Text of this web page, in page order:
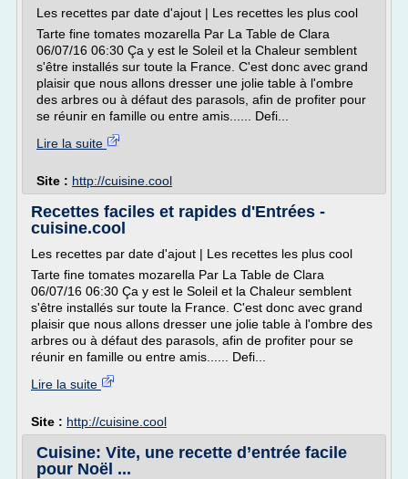
Les recettes par date d'ajout | Les recettes les plus cool
Tarte fine tomates mozarella Par La Table de Clara
06/07/16 06:30 Ça y est le Soleil et la Chaleur semblent
s'être installés sur toute la France. C'est donc avec grand
plaisir que nous allons dresser une jolie table à l'ombre
des arbres ou à défaut des parasols, afin de profiter pour
se réunir en famille ou entre amis...... Defi...
Lire la suite
Site : http://cuisine.cool
Recettes faciles et rapides d'Entrées -
cuisine.cool
Les recettes par date d'ajout | Les recettes les plus cool
Tarte fine tomates mozarella Par La Table de Clara
06/07/16 06:30 Ça y est le Soleil et la Chaleur semblent
s'être installés sur toute la France. C'est donc avec grand
plaisir que nous allons dresser une jolie table à l'ombre des
arbres ou à défaut des parasols, afin de profiter pour se
réunir en famille ou entre amis...... Defi...
Lire la suite
Site : http://cuisine.cool
Cuisine: Vite, une recette d’entrée facile
pour Noël ...